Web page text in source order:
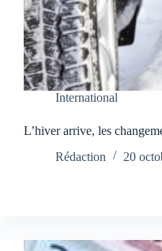
International
L’hiver arrive, les
Rédaction
20